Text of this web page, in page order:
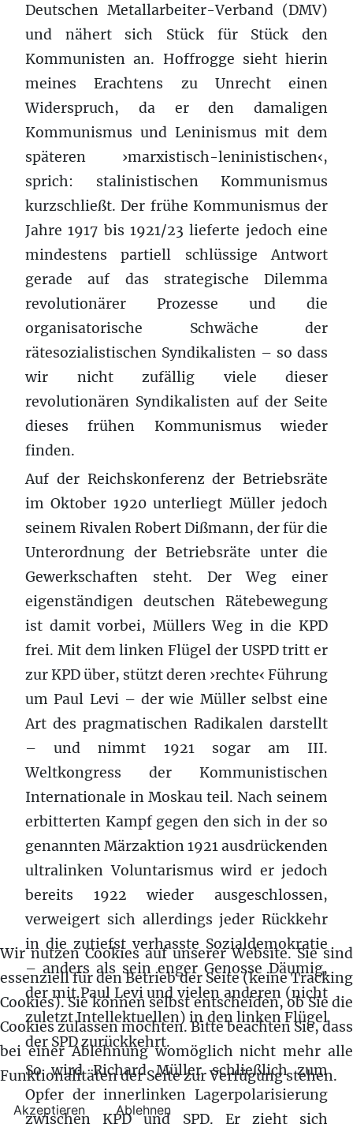
Deutschen Metallarbeiter-Verband (DMV)
und nähert sich Stück für Stück den
Kommunisten an. Hoffrogge sieht hierin
meines Erachtens zu Unrecht einen
Widerspruch, da er den damaligen
Kommunismus und Leninismus mit dem
späteren ›marxistisch-leninistischen‹,
sprich: stalinistischen Kommunismus
kurzschließt. Der frühe Kommunismus der
Jahre 1917 bis 1921/23 lieferte jedoch eine
mindestens partiell schlüssige Antwort
gerade auf das strategische Dilemma
revolutionärer Prozesse und die
organisatorische Schwäche der
rätesozialistischen Syndikalisten – so dass
wir nicht zufällig viele dieser
revolutionären Syndikalisten auf der Seite
dieses frühen Kommunismus wieder
finden.
Auf der Reichskonferenz der Betriebsräte
im Oktober 1920 unterliegt Müller jedoch
seinem Rivalen Robert Dißmann, der für die
Unterordnung der Betriebsräte unter die
Gewerkschaften steht. Der Weg einer
eigenständigen deutschen Rätebewegung
ist damit vorbei, Müllers Weg in die KPD
frei. Mit dem linken Flügel der USPD tritt er
zur KPD über, stützt deren ›rechte‹ Führung
um Paul Levi – der wie Müller selbst eine
Art des pragmatischen Radikalen darstellt
– und nimmt 1921 sogar am III.
Weltkongress der Kommunistischen
Internationale in Moskau teil. Nach seinem
erbitterten Kampf gegen den sich in der so
genannten Märzaktion 1921 ausdrückenden
ultralinken Voluntarismus wird er jedoch
bereits 1922 wieder ausgeschlossen,
verweigert sich allerdings jeder Rückkehr
in die zutiefst verhasste Sozialdemokratie
– anders als sein enger Genosse Däumig,
der mit Paul Levi und vielen anderen (nicht
zuletzt Intellektuellen) in den linken Flügel
der SPD zurückkehrt.
So wird Richard Müller schließlich zum
Opfer der innerlinken Lagerpolarisierung
zwischen KPD und SPD. Er zieht sich
Wir nutzen Cookies auf unserer Website. Sie sind
essenziell für den Betrieb der Seite (keine Tracking
Cookies). Sie können selbst entscheiden, ob Sie die
Cookies zulassen möchten. Bitte beachten Sie, dass
bei einer Ablehnung womöglich nicht mehr alle
Funktionalitäten der Seite zur Verfügung stehen.
Akzeptieren Ablehnen